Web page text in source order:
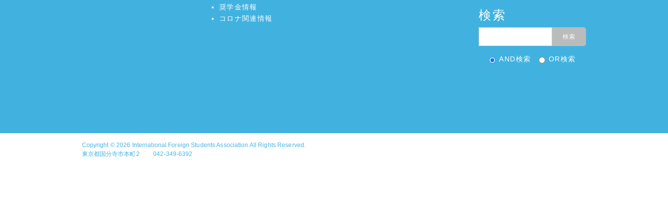
奨学金情報
コロナ関連情報
検索
AND検索 OR検索
Copyright © 2026 International Foreign Students Association All Rights Reserved.
東京都国分寺市本町2 042-349-6392